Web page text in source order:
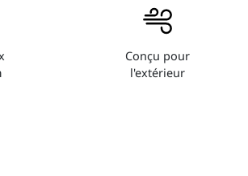
Conçu pour
l'extérieur